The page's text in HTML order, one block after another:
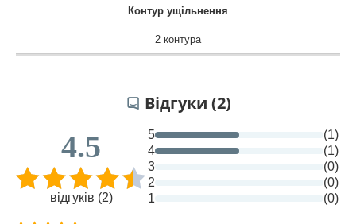
Контур ущільнення
2 контура
Відгуки (2)
4.5
відгуків (2)
5
(1)
4
(1)
3
(0)
2
(0)
1
(0)